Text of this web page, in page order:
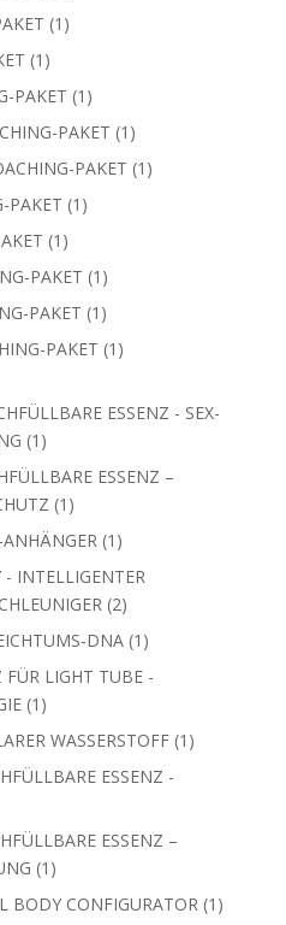
Produkte
1 1
1 1
Produkt
PAKET 1 1
Produkt
PAKET 1 1
Produkt
PAKET 1 1
PAKET 1 1
1 1
Produkt
PAKET 1 1
Produkt
PAKET 1 1
Produkt
PAKET 1 1
ESSENZ - SEX-
1 1
ProduktESSENZ –
1 1
Produkt
1 1
Produkt
INTELLIGENTER
22
Produkte
DNA 1 1
Produkt
FÜR LIGHT TUBE -
1 1
Produkt
WASSERSTOFF 1 1
ESSENZ -
ESSENZ –
1 1
Produkt
BODY CONFIGURATOR 1 1